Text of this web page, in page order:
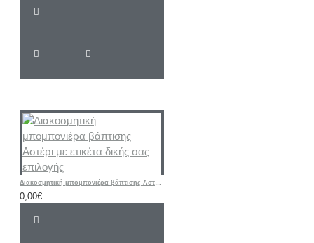
Διακοσμητική μπομπονιέρα βάπτισης Αστέρι με ετικέτα δικής σας επιλογής
0,00€